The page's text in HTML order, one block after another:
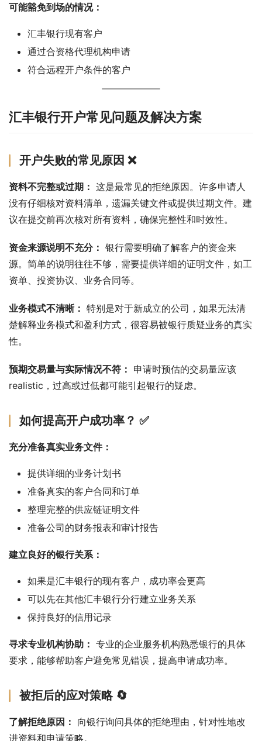
可能豁免到场的情况：
汇丰银行现有客户
通过合资格代理机构申请
符合远程开户条件的客户
汇丰银行开户常见问题及解决方案
开户失败的常见原因 ❌
资料不完整或过期： 这是最常见的拒绝原因。许多申请人
没有仔细核对资料清单，遗漏关键文件或提供过期文件。建
议在提交前再次核对所有资料，确保完整性和时效性。
资金来源说明不充分： 银行需要明确了解客户的资金来
源。简单的说明往往不够，需要提供详细的证明文件，如工
资单、投资协议、业务合同等。
业务模式不清晰： 特别是对于新成立的公司，如果无法清
楚解释业务模式和盈利方式，很容易被银行质疑业务的真实
性。
预期交易量与实际情况不符： 申请时预估的交易量应该
realistic，过高或过低都可能引起银行的疑虑。
如何提高开户成功率？ ✅
充分准备真实业务文件：
提供详细的业务计划书
准备真实的客户合同和订单
整理完整的供应链证明文件
准备公司的财务报表和审计报告
建立良好的银行关系：
如果是汇丰银行的现有客户，成功率会更高
可以先在其他汇丰银行分行建立业务关系
保持良好的信用记录
寻求专业机构协助： 专业的企业服务机构熟悉银行的具体
要求，能够帮助客户避免常见错误，提高申请成功率。
被拒后的应对策略 🔄
了解拒绝原因： 向银行询问具体的拒绝理由，针对性地改
进资料和申请策略。